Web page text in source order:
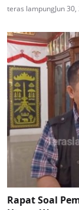
teras lampungJun
Rapat Soal